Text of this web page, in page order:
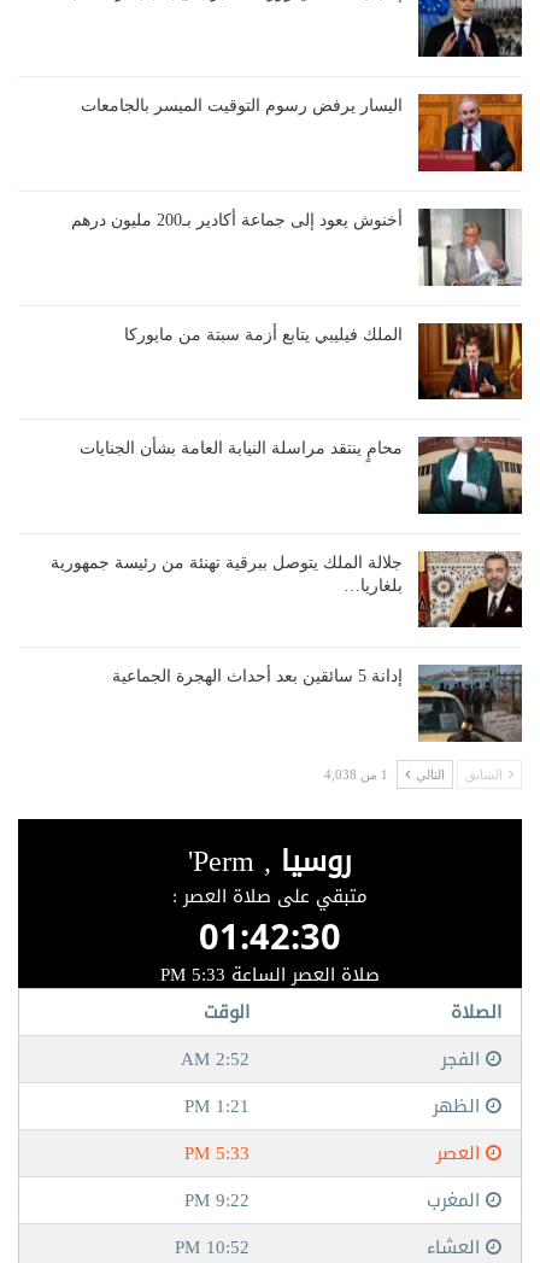
اليسار يرفض رسوم التوقيت الميسر بالجامعات
أخنوش يعود إلى جماعة أكادير بـ200 مليون درهم
الملك فيليبي يتابع أزمة سبتة من مايوركا
محامٍ ينتقد مراسلة النيابة العامة بشأن الجنايات
جلالة الملك يتوصل ببرقية تهنئة من رئيسة جمهورية
بلغاريا…
إدانة 5 سائقين بعد أحداث الهجرة الجماعية
السابق التالي 1 من 4,038